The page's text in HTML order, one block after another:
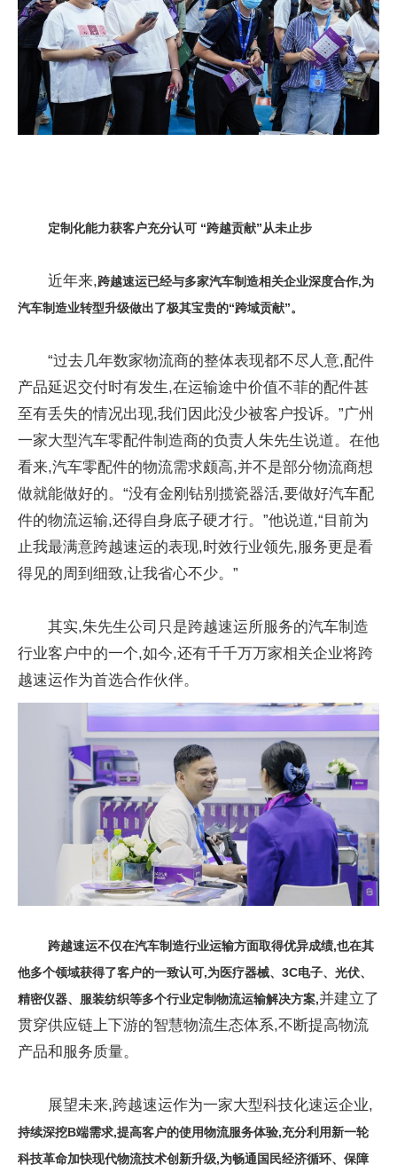
定制化能力获客户充分认可 “跨越贡献”从未止步
近年来,跨越速运已经与多家汽车制造相关企业深度合作,为
汽车制造业转型升级做出了极其宝贵的“跨域贡献”。
“过去几年数家物流商的整体表现都不尽人意,配件
产品延迟交付时有发生,在运输途中价值不菲的配件甚
至有丢失的情况出现,我们因此没少被客户投诉。”广州
一家大型汽车零配件制造商的负责人朱先生说道。在他
看来,汽车零配件的物流需求颇高,并不是部分物流商想
做就能做好的。“没有金刚钻别揽瓷器活,要做好汽车配
件的物流运输,还得自身底子硬才行。”他说道,“目前为
止我最满意跨越速运的表现,时效行业领先,服务更是看
得见的周到细致,让我省心不少。”
其实,朱先生公司只是跨越速运所服务的汽车制造
行业客户中的一个,如今,还有千千万万家相关企业将跨
越速运作为首选合作伙伴。
跨越速运不仅在汽车制造行业运输方面取得优异成绩,也在其
他多个领域获得了客户的一致认可,为医疗器械、3C电子、 光伏、
精密仪器、服装纺织等多个行业定制物流运输解决方案,并建立了
贯穿供应链上下游的智慧物流生态体系,不断提高物流
产品和服务质量。
展望未来,跨越速运作为一家大型科技化速运企业,
持续深挖B端需求,提高客户的使用物流服务体验,充分利用新一轮
科技革命加快现代物流技术创新升级,为畅通国民经济循环、保障